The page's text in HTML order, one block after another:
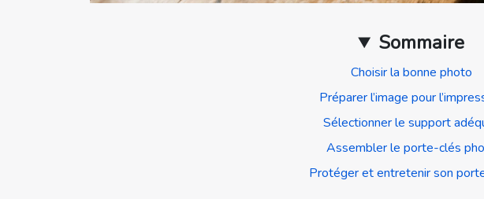
Sommaire
Choisir la bonne photo
Préparer l’image pour
Sélectionner le support
Assembler le porte-clés
Protéger et entretenir son